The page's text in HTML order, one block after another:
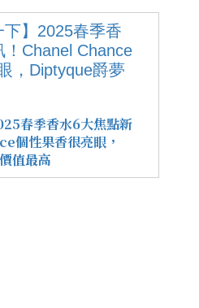
春季香水6大焦點新
性果香很亮眼，
值最高